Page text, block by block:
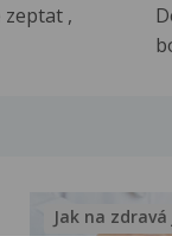
zeptat ,
Jak na